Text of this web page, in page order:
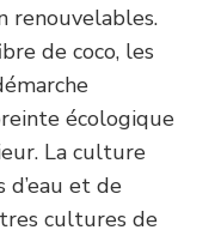
renouvelables.
de coco, les
écologique
La culture
d’eau et de
cultures de